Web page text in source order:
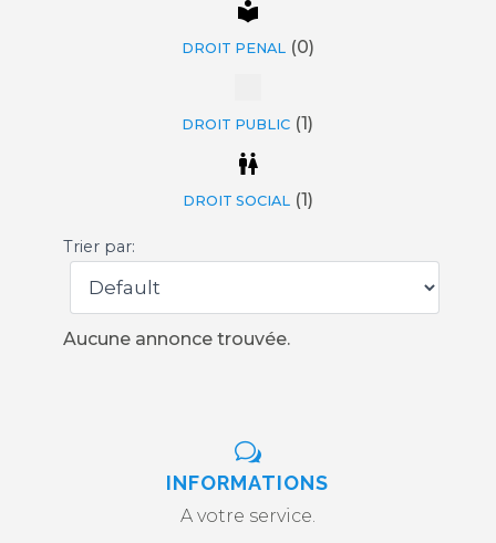
DROIT PENAL(0)
DROIT PUBLIC (1)
DROIT SOCIAL(1)
Trier par:
Aucune annonce trouvée.
w
INFORMATIONS
A votre service.